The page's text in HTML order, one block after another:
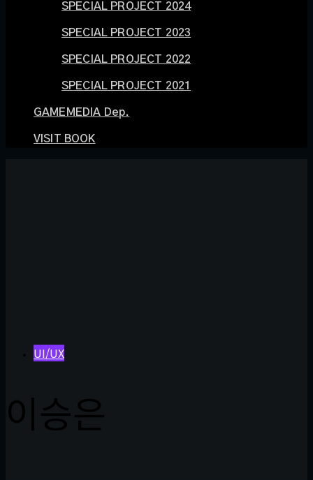
SPECIAL PROJECT 2024
SPECIAL PROJECT 2023
SPECIAL PROJECT 2022
SPECIAL PROJECT 2021
GAMEMEDIA Dep.
VISIT BOOK
UI/UX